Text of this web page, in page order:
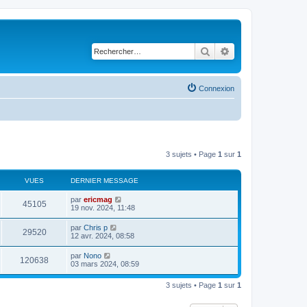
Rechercher
Connexion
3 sujets • Page 1 sur 1
VUES DERNIER MESSAGE
45105V
u
s
D
e
i
e
r
m
e
s
s
par ericmag
19 nov. 2024, 11:48
29520V
u
D
e
i
e
r
par Chris p
12 avr. 2024, 08:58
120638
u
D
e
n
par Nono
03 mars 2024, 08:59
3 sujets • Page 1 sur 1